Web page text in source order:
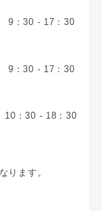
30 - 17：30
：30 - 17：30
：30 - 18：30
ります。